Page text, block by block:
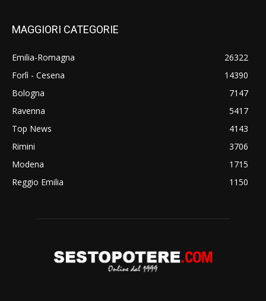
MAGGIORI CATEGORIE
Emilia-Romagna
26322
Forlì - Cesena
14390
Bologna
7147
Ravenna
5417
Top News
4143
Rimini
3706
Modena
1715
Reggio Emilia
1150